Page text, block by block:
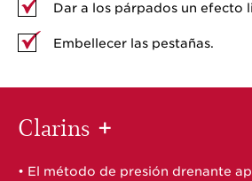
Dar a los párpados un efecto
Embellecer las pestañas.
Clarins +
• El método de presión drenante